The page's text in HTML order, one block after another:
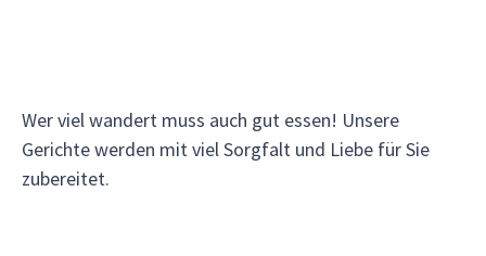
Wer viel wandert muss auch gut essen! Unsere
Gerichte werden mit viel Sorgfalt und Liebe für Sie
zubereitet.